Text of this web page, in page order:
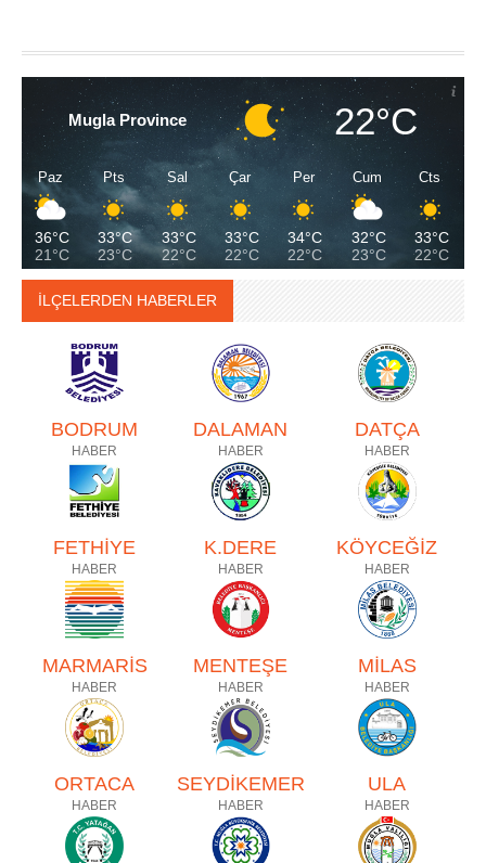
Mugla Province 22°C
Paz
36°C
21°C
Pts
33°C
23°C
Sal
33°C
22°C
Çar
33°C
22°C
Per
34°C
22°C
Cum
32°C
23°C
Cts
33°C
22°C
İLÇELERDEN HABERLER
BODRUM
HABER
DALAMAN
HABER
DATÇA
HABER
FETHİYE
HABER
K.DERE
HABER
KÖYCEĞİZ
HABER
MARMARİS
HABER
MENTEŞE
HABER
MİLAS
HABER
ORTACA
HABER
SEYDİKEMER
HABER
ULA
HABER